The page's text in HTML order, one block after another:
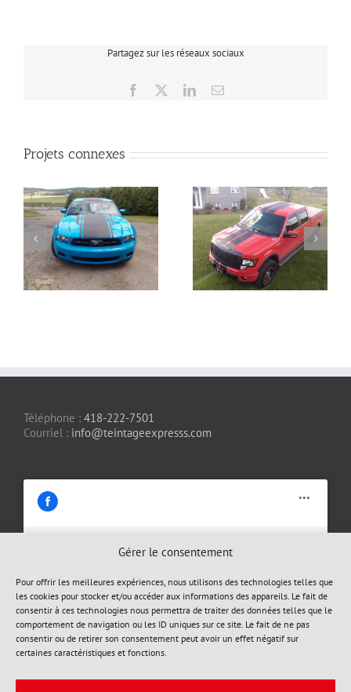
Gérer le consentement
Pour offrir les meilleures expériences, nous utilisons des technologies telles que
les cookies pour stocker et/ou accéder aux informations des appareils. Le fait de
consentir à ces technologies nous permettra de traiter des données telles que le
comportement de navigation ou les ID uniques sur ce site. Le fait de ne pas
consentir ou de retirer son consentement peut avoir un effet négatif sur
certaines caractéristiques et fonctions.
Partagez sur les réseaux sociaux
Facebook LinkedInEmail
Projets connexes
Téléphone : 418-222-7501
Courriel : info@teintageexpresss.com
Cliquez pour accepter les cookies
marketing et activer ce contenu